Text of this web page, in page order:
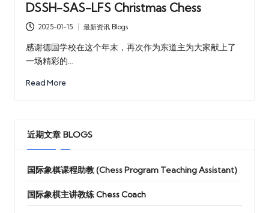
DSSH-SAS-LFS Christmas Chess
2025-01-15
Posted
in
最新资讯 Blogs
感谢德国学校在这个年末，再次作为东道主为大家献上了
一场精彩的…
Read More
近期文章 BLOGS
国际象棋课程助教 (Chess Program Teaching Assistant)
国际象棋主讲教练 Chess Coach